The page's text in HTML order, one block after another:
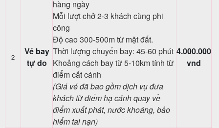
2
Vé bay
tự do
hàng ngày
Mỗi lượt chở 2-3 khách cùng phi
công
Độ cao 300-500m từ mặt đất.
Thời lượng chuyến bay: 45-60 phút
Khoảng cách bay từ 5-10km tính từ
điểm cất cánh
(Giá vé đã bao gồm dịch vụ đưa
khách từ điểm hạ cánh quay về
điểm xuất phát, nước khoáng, bảo
hiểm tai nạn)
4.000.000
vnd